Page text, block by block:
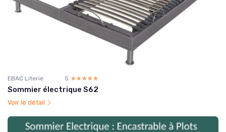
EBAC Literie 5 ☆☆☆☆☆
★★★★★
Sommier électrique S62
Voir le détail